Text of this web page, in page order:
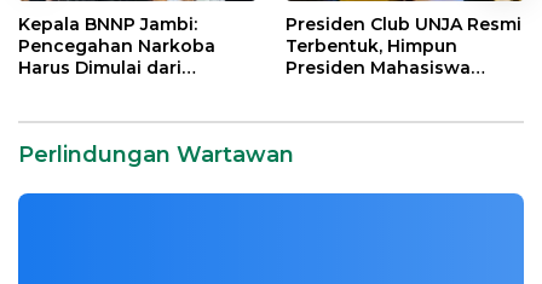
Kepala BNNP Jambi:
Pencegahan Narkoba
Harus Dimulai dari
Presiden Club UNJA Resmi
Terbentuk, Himpun
Presiden Mahasiswa
Perlindungan Wartawan
Perlindungan Wartawan SR28
Perlindungan Wartawan|24 Desember, 2021